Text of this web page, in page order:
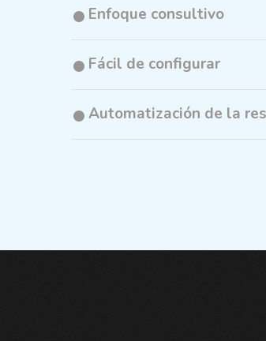
Enfoque consultivo
Fácil de configurar
Automatización de la